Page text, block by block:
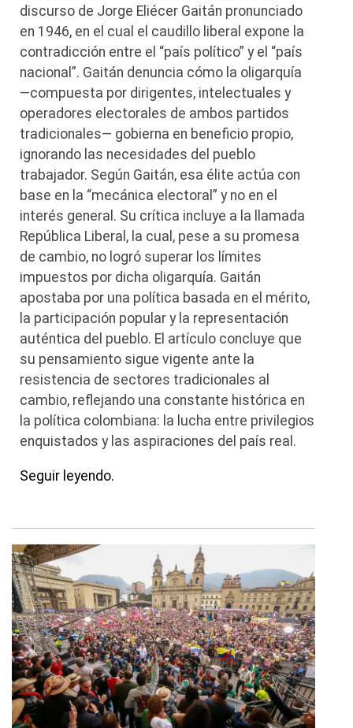
discurso de Jorge Eliécer Gaitán pronunciado
en 1946, en el cual el caudillo liberal expone la
contradicción entre el “país político” y el “país
nacional”. Gaitán denuncia cómo la oligarquía
—compuesta por dirigentes, intelectuales y
operadores electorales de ambos partidos
tradicionales— gobierna en beneficio propio,
ignorando las necesidades del pueblo
trabajador. Según Gaitán, esa élite actúa con
base en la “mecánica electoral” y no en el
interés general. Su crítica incluye a la llamada
República Liberal, la cual, pese a su promesa
de cambio, no logró superar los límites
impuestos por dicha oligarquía. Gaitán
apostaba por una política basada en el mérito,
la participación popular y la representación
auténtica del pueblo. El artículo concluye que
su pensamiento sigue vigente ante la
resistencia de sectores tradicionales al
cambio, reflejando una constante histórica en
la política colombiana: la lucha entre privilegios
enquistados y las aspiraciones del país real.
Seguir leyendo.